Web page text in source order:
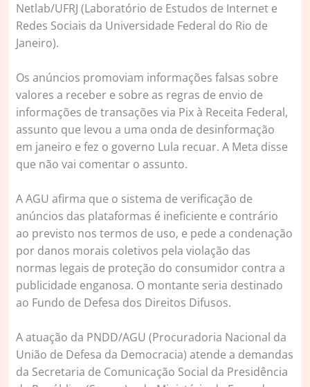
Netlab/UFRJ (Laboratório de Estudos de Internet e
Redes Sociais da Universidade Federal do Rio de
Janeiro).
Os anúncios promoviam informações falsas sobre
valores a receber e sobre as regras de envio de
informações de transações via Pix à Receita Federal,
assunto que levou a uma onda de desinformação
em janeiro e fez o governo Lula recuar. A Meta disse
que não vai comentar o assunto.
A AGU afirma que o sistema de verificação de
anúncios das plataformas é ineficiente e contrário
ao previsto nos termos de uso, e pede a condenação
por danos morais coletivos pela violação das
normas legais de proteção do consumidor contra a
publicidade enganosa. O montante seria destinado
ao Fundo de Defesa dos Direitos Difusos.
A atuação da PNDD/AGU (Procuradoria Nacional da
União de Defesa da Democracia) atende a demandas
da Secretaria de Comunicação Social da Presidência